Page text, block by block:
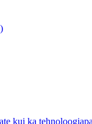
kui ka